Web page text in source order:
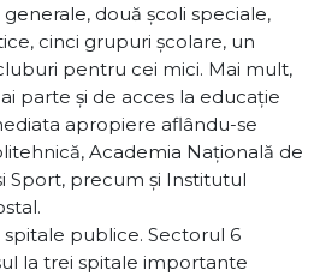
două școli speciale,
cinci grupuri școlare, un
pentru cei mici. Mai mult,
parte și de acces la educație
apropiere aflându-se
Academia Națională de
Sport, precum și Institutul
spitale publice. Sectorul 6
la trei spitale importante